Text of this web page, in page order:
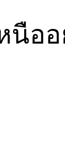
นือ